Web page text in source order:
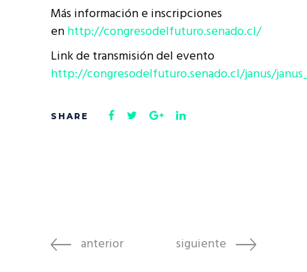
Más información e inscripciones
enhttp://congresodelfuturo.senado.cl/
Link de transmisión del evento
http://congresodelfuturo.senado.cl/janus/
anterior siguiente